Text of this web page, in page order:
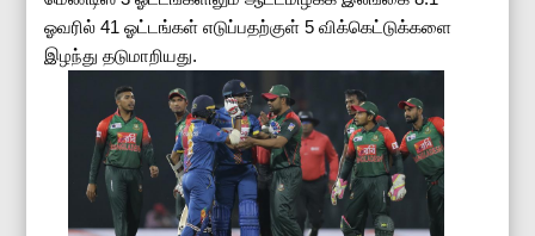
ஓவரில் 41 ஓட்டங்கள் எடுப்பதற்குள் 5 விக்கெட்டுக்களை
இழந்து தடுமாறியது.